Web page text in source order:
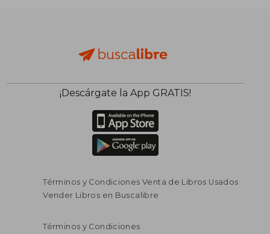
¡Descárgate la App GRATIS!
Términos y Condiciones Venta de Libros Usados
Vender Libros en Buscalibre
Términos y Condiciones